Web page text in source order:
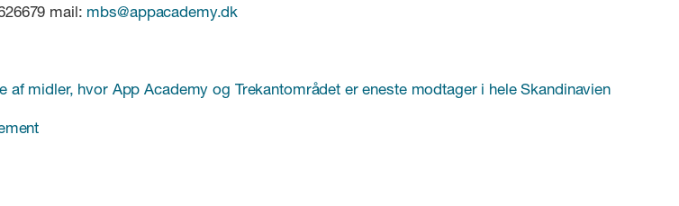
mail: mbs@appacademy.dk
af midler, hvor App Academy og Trekantområdet er eneste modtager i hele Skandinavien